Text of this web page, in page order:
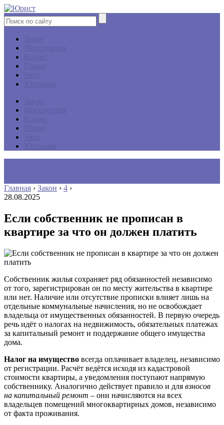
Главная › Закон › 4 ›
28.08.2025
Если собственник не прописан в
квартире за что он должен платить
Собственник жилья сохраняет ряд обязанностей независимо
от того, зарегистрирован он по месту жительства в квартире
или нет. Наличие или отсутствие прописки влияет лишь на
отдельные коммунальные начисления, но не освобождает
владельца от имущественных обязанностей. В первую очередь
речь идёт о налогах на недвижимость, обязательных платежах
за капитальный ремонт и поддержание общего имущества
дома.
Налог на имущество всегда оплачивает владелец, независимо
от регистрации. Расчёт ведётся исходя из кадастровой
стоимости квартиры, а уведомления поступают напрямую
собственнику. Аналогично действует правило и для взносов
на капитальный ремонт – они начисляются на всех
владельцев помещений многоквартирных домов, независимо
от факта проживания.